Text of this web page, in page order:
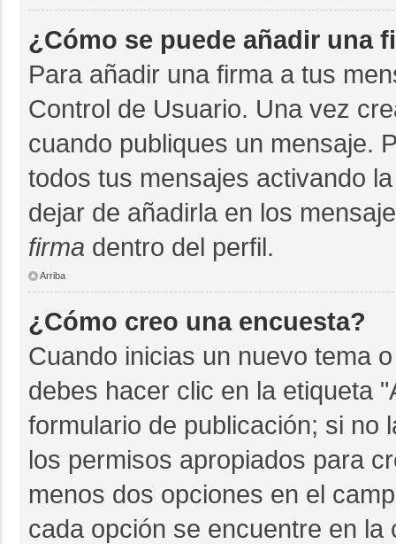
¿Cómo se puede añadir una
Para añadir una firma a tus
Control de Usuario. Una vez
cuando publiques un mensaje.
todos tus mensajes activando
dejar de añadirla en los
firma dentro del perfil.
Arriba
¿Cómo creo una encuesta?
Cuando inicias un nuevo tema
debes hacer clic en la etiqueta
formulario de publicación; si no
los permisos apropiados para
menos dos opciones en el
cada opción se encuentre en